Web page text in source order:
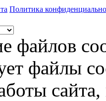
Политика
файлов
файлы